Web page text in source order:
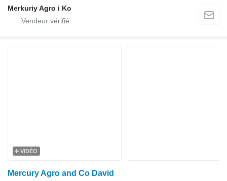
Merkuriy Agro i Ko
VIDÉO
Mercury Agro and Co David